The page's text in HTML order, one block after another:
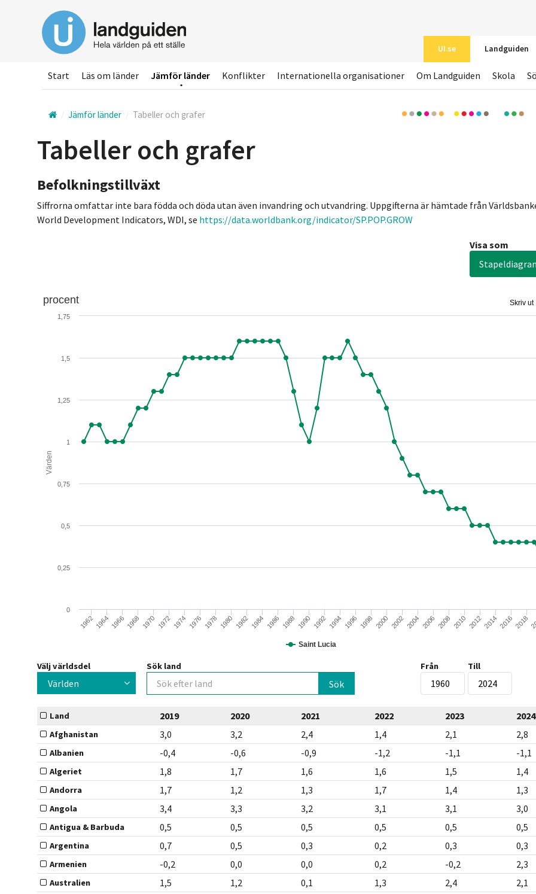
huvudinnehållet
UI.se Landguiden
Start Läs om länder Jämför länder Konflikter Internationella organisationer Om Landguiden Skola
Jämför länder Tabeller och grafer
Tabeller och grafer
Befolkningstillväxt
Siffrorna omfattar inte bara födda och döda utan även invandring och utvandring. Uppgifterna är hämtade från
World Development Indicators, WDI, se https://data.worldbank.org/indicator/SP.POP.GROW
Visa som
Skriv ut
Värden
procent
Saint Lucia
19621964 1966 1968 1970 1972 1974 1976 1978 1980 1982 1984 1986 1988 1990 1992 1994 1996 1998 2000 2002 2004 2006 2008 2010 20122014 2016 2018
0
0,25
0,5
0,75
1
1,25
1,5
1,75
Välj världsdel
Världen
Sök land Från Till
Land 2019 2020 2021 2022 2023 2024
Afghanistan 3,0 3,2 2,4 1,4 2,1 2,8
Albanien -0,4 -0,6 -0,9 -1,2 -1,1 -1,1
Algeriet 1,8 1,7 1,6 1,6 1,5 1,4
Andorra 1,7 1,2 1,3 1,7 1,4 1,3
Angola 3,4 3,3 3,2 3,1 3,1 3,0
Antigua & Barbuda 0,5 0,5 0,5 0,5 0,5 0,5
Argentina 0,7 0,5 0,3 0,2 0,3 0,3
Armenien -0,2 0,0 0,0 0,2 -0,2 2,3
Australien 1,5 1,2 0,1 1,3 2,4 2,1